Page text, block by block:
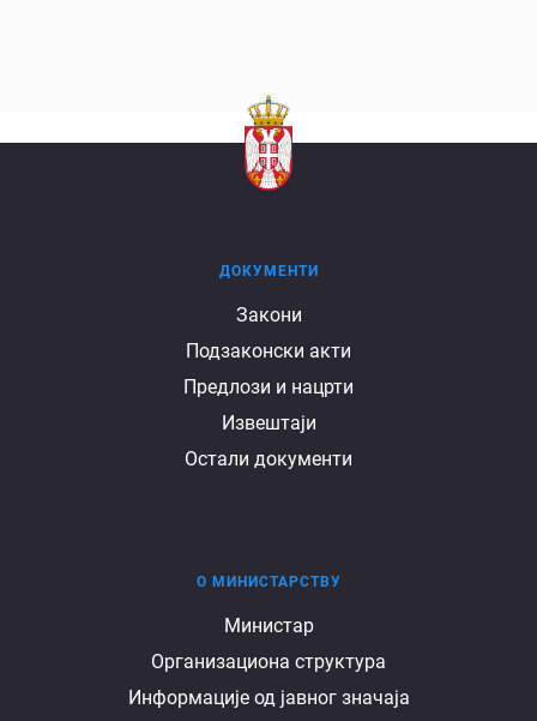
ДОКУМЕНТИ
Закони
Подзаконски акти
Предлози и нацрти
Извештаји
Остали документи
министарству
О МИНИСТАРСТВУ
Министар
Организациона структура
Информације од јавног значаја